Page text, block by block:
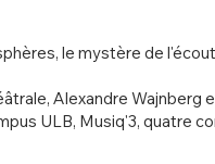
le mystère de
Alexandre Wajnberg
ULB, Musiq'3, quatre